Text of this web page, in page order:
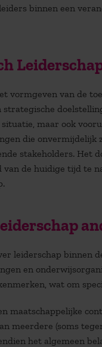
binnen een
vormgeven van de
maar ook
die onvermijdelijk
stakeholders. Het
de huidige tijd te
leiderschap binnen
en
wat om
maatschappelijke
meerdere (soms
het algemeen